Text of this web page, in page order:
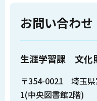
お問い合わせ
生涯学習課 文化
〒354-0021 埼玉県
1(中央図書館2階)